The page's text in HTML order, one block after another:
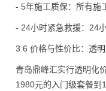
- 5年施工质保：所有施
- 24小时紧急救援：24
3.6 价格与性价比：透
青岛鼎峰汇实行透明化
1980元的入门级套餐到